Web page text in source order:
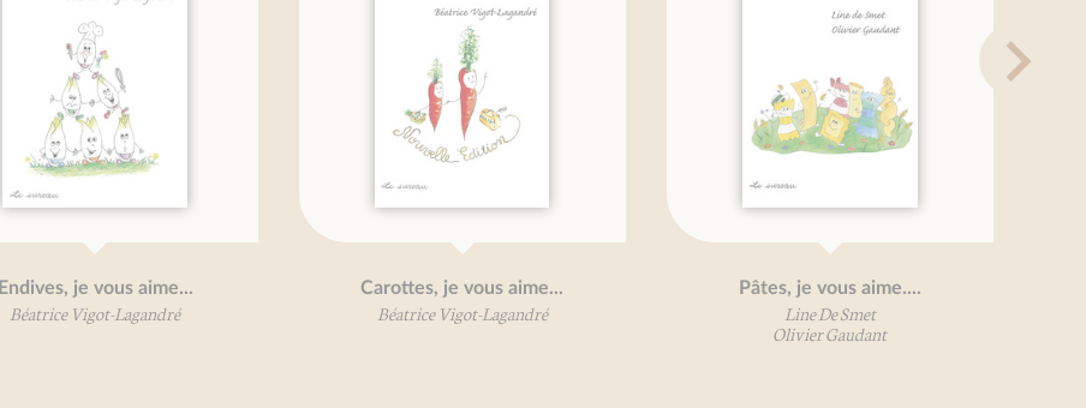
Endives, je vous aime...
Béatrice Vigot-Lagandré
Carottes, je vous aime...
Béatrice Vigot-Lagandré
Pâtes, je vous aime....
Line De Smet
Olivier Gaudant